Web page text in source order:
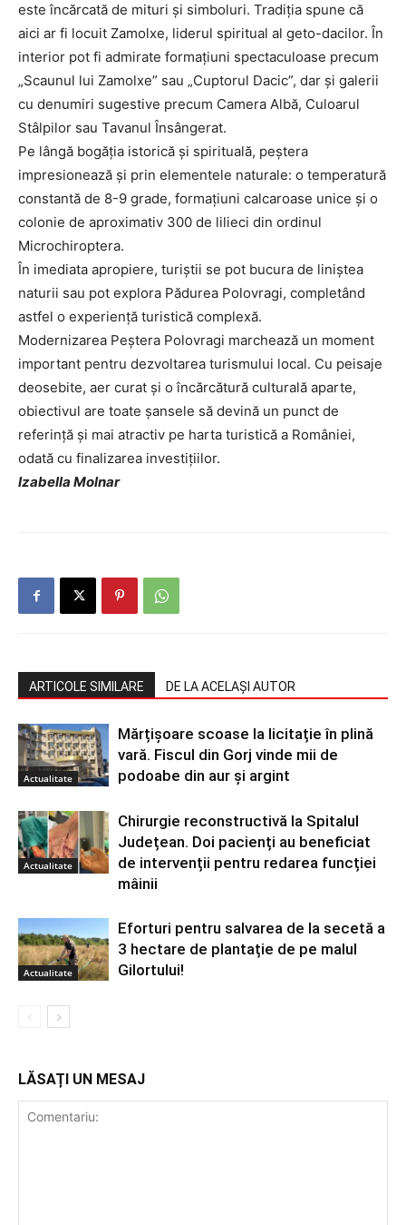
este încărcată de mituri și simboluri. Tradiția spune că
aici ar fi locuit Zamolxe, liderul spiritual al geto-dacilor. În
interior pot fi admirate formațiuni spectaculoase precum
„Scaunul lui Zamolxe” sau „Cuptorul Dacic”, dar și galerii
cu denumiri sugestive precum Camera Albă, Culoarul
Stâlpilor sau Tavanul Însângerat.
Pe lângă bogăția istorică și spirituală, peștera
impresionează și prin elementele naturale: o temperatură
constantă de 8-9 grade, formațiuni calcaroase unice și o
colonie de aproximativ 300 de lilieci din ordinul
Microchiroptera.
În imediata apropiere, turiștii se pot bucura de liniștea
naturii sau pot explora Pădurea Polovragi, completând
astfel o experiență turistică complexă.
Modernizarea Peștera Polovragi marchează un moment
important pentru dezvoltarea turismului local. Cu peisaje
deosebite, aer curat și o încărcătură culturală aparte,
obiectivul are toate șansele să devină un punct de
referință și mai atractiv pe harta turistică a României,
odată cu finalizarea investițiilor.
Izabella Molnar
ARTICOLE SIMILARE DE LA ACELAȘI AUTOR
Actualitate
Mărțișoare scoase la licitație în plină
vară. Fiscul din Gorj vinde mii de
podoabe din aur și argint
Actualitate
Chirurgie reconstructivă la Spitalul
Județean. Doi pacienți au beneficiat
de intervenții pentru redarea funcției
mâinii
Actualitate
Eforturi pentru salvarea de la secetă a
3 hectare de plantație de pe malul
Gilortului!
LĂSAȚI UN MESAJ